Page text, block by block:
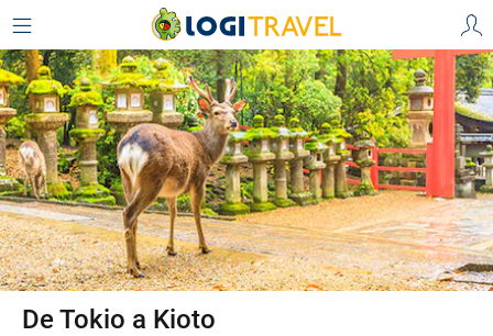
De Tokio a Kioto